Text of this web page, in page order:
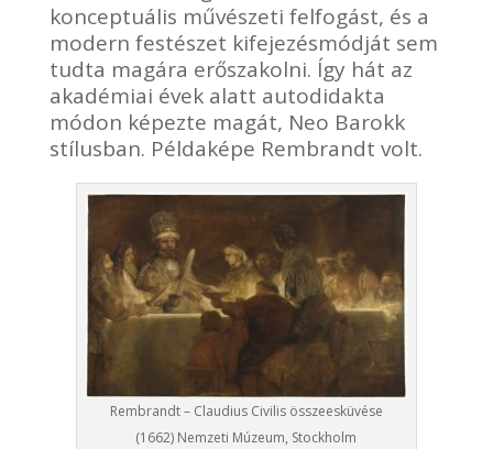
konceptuális művészeti felfogást, és a
modern festészet kifejezésmódját sem
tudta magára erőszakolni. Így hát az
akadémiai évek alatt autodidakta
módon képezte magát, Neo Barokk
stílusban. Példaképe Rembrandt volt.
Rembrandt – Claudius Civilis összeesküvése
(1662) Nemzeti Múzeum, Stockholm